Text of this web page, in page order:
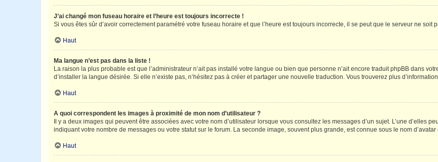
J’ai changé mon fuseau horaire et l’heure est toujours incorrecte !
Si vous êtes sûr d’avoir correctement paramétré votre fuseau horaire et que l’heure est toujours incorrecte, il se peut que le serveur ne soit
Haut
Ma langue n’est pas dans la liste !
La raison la plus probable est que l’administrateur n’ait pas installé votre langue ou bien que personne n’ait encore traduit phpBB dans
d’installer la langue désirée. Si elle n’existe pas, n’hésitez pas à créer et partager une nouvelle traduction. Vous trouverez plus
Haut
A quoi correspondent les images à proximité de mon nom d’utilisateur ?
Il y a deux images qui peuvent être associées avec votre nom d’utilisateur lorsque vous consultez les messages d’un sujet. L’une d’elles
indiquant votre nombre de messages ou votre statut sur le forum. La seconde image, souvent plus grande, est connue sous le nom
Haut